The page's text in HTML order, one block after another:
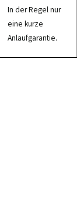
In der Regel nur
eine kurze
Anlaufgarantie.